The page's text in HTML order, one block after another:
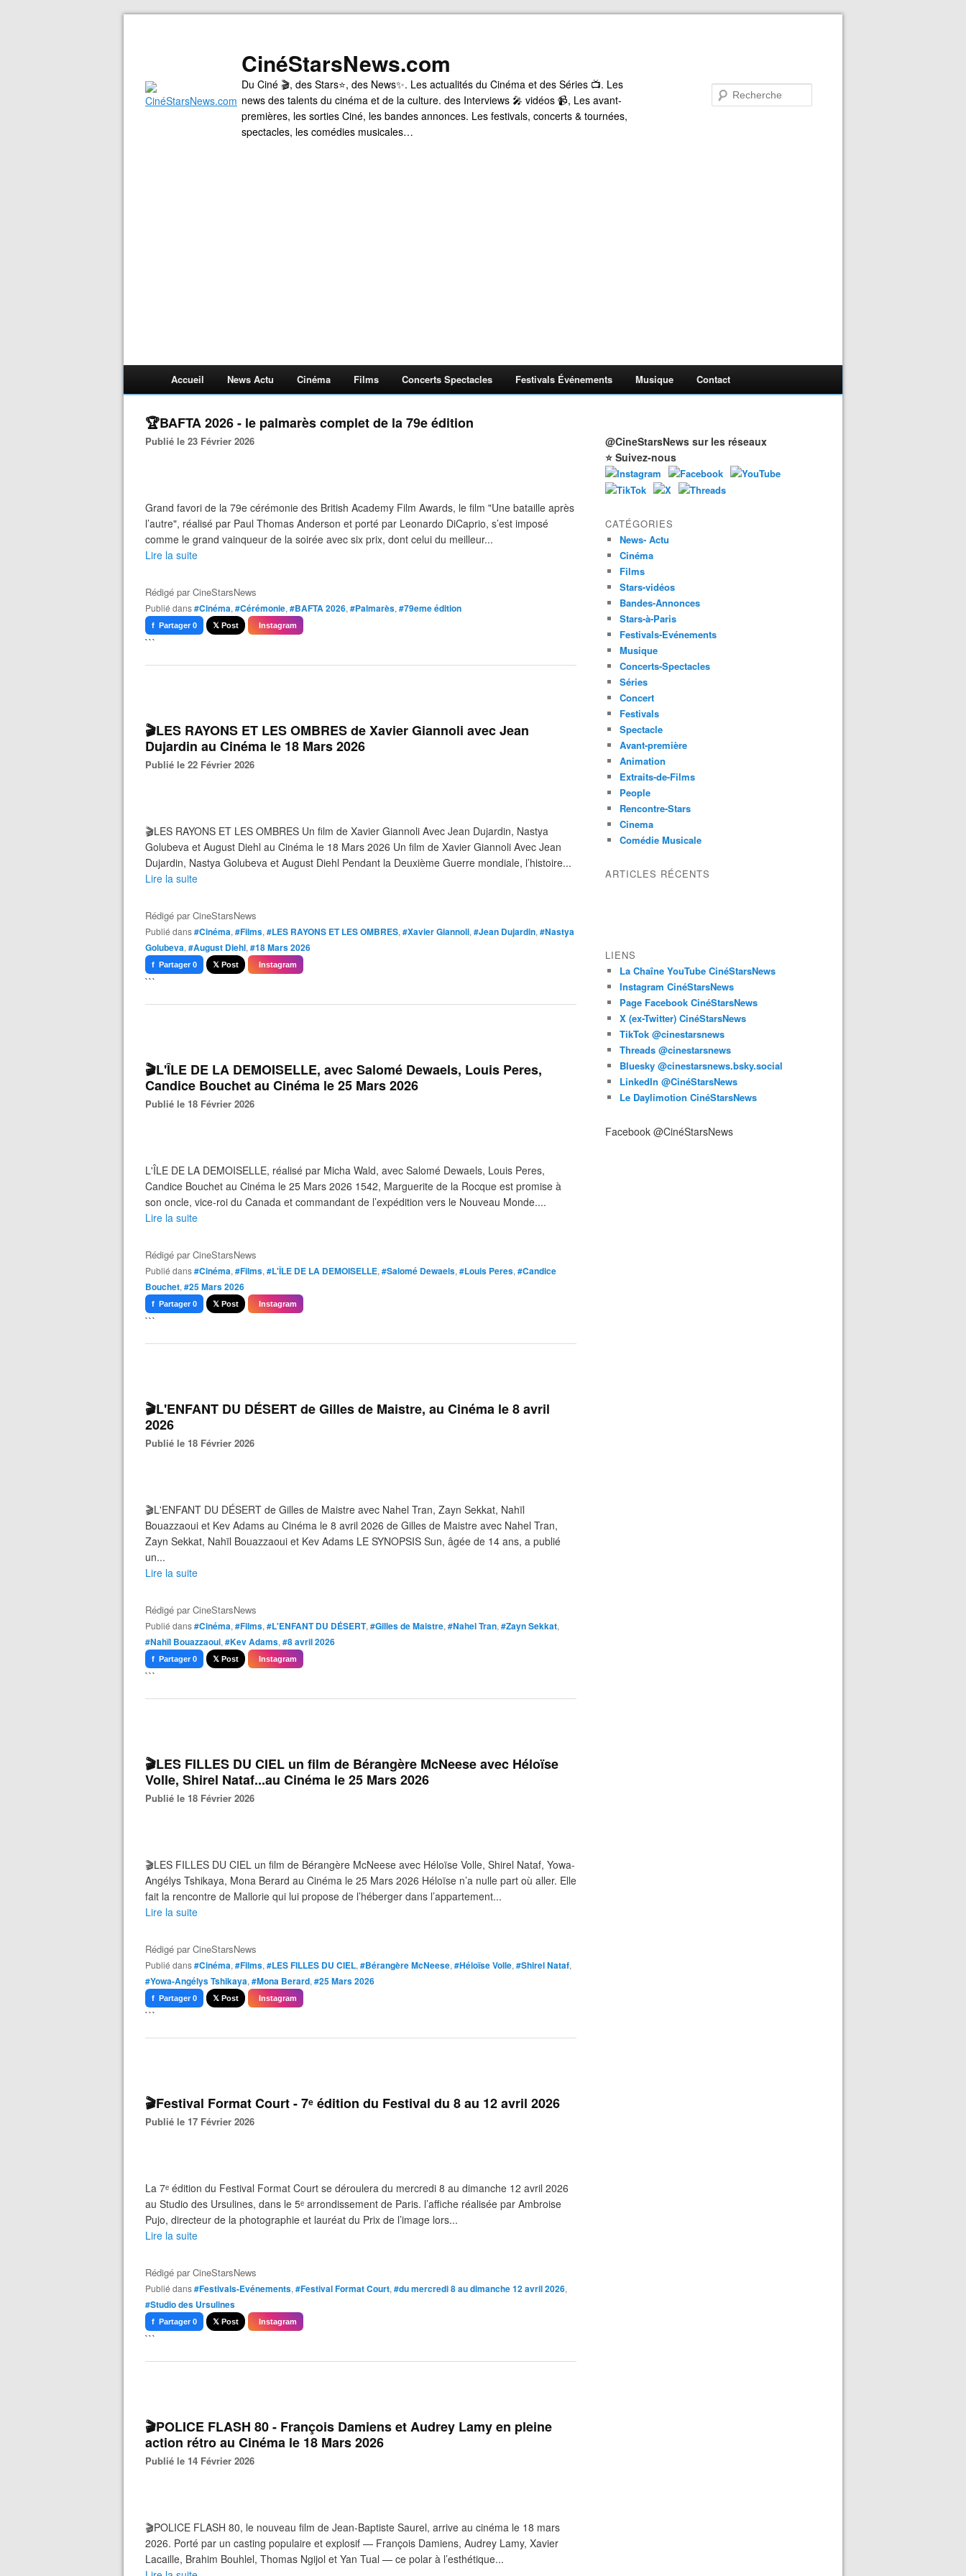
CinéStarsNews.com
Du Ciné 🎬, des Stars⭐, des News✨. Les actualités du Cinéma et des Séries 📺. Les
news des talents du cinéma et de la culture. des Interviews 🎤 vidéos 📹, Les avant-
premières, les sorties Ciné, les bandes annonces. Les festivals, concerts & tournées,
spectacles, les comédies musicales…
Accueil News Actu Cinéma Films Concerts Spectacles Festivals Événements Musique Contact
🏆BAFTA 2026 - le palmarès complet de la 79e édition
Publié le 23 Février 2026
Grand favori de la 79e cérémonie des British Academy Film Awards, le film "Une bataille après
l’autre", réalisé par Paul Thomas Anderson et porté par Leonardo DiCaprio, s’est imposé
comme le grand vainqueur de la soirée avec six prix, dont celui du meilleur...
Lire la suite
Rédigé parCineStarsNews
Publié dans#Cinéma, #Cérémonie, #BAFTA 2026, #Palmarès, #79eme édition
f Partager 0 𝕏 Post Instagram
```
🎬LES RAYONS ET LES OMBRES de Xavier Giannoli avec Jean
Dujardin au Cinéma le 18 Mars 2026
Publié le 22 Février 2026
🎬LES RAYONS ET LES OMBRES Un film de Xavier Giannoli Avec Jean Dujardin, Nastya
Golubeva et August Diehl au Cinéma le 18 Mars 2026 Un film de Xavier Giannoli Avec Jean
Dujardin, Nastya Golubeva et August Diehl Pendant la Deuxième Guerre mondiale, l’histoire...
Lire la suite
Rédigé parCineStarsNews
Publié dans#Cinéma, #Films, #LES RAYONS ET LES OMBRES, #Xavier Giannoli, #Jean Dujardin, #Nastya
Golubeva, #August Diehl, #18 Mars 2026
f Partager 0 𝕏 Post Instagram
```
🎬L'ÎLE DE LA DEMOISELLE, avec Salomé Dewaels, Louis Peres,
Candice Bouchet au Cinéma le 25 Mars 2026
Publié le 18 Février 2026
L'ÎLE DE LA DEMOISELLE, réalisé par Micha Wald, avec Salomé Dewaels, Louis Peres,
Candice Bouchet au Cinéma le 25 Mars 2026 1542, Marguerite de la Rocque est promise à
son oncle, vice-roi du Canada et commandant de l’expédition vers le Nouveau Monde....
Lire la suite
Rédigé parCineStarsNews
Publié dans#Cinéma, #Films, #L'ÎLE DE LA DEMOISELLE, #Salomé Dewaels, #Louis Peres, #Candice
Bouchet, #25 Mars 2026
f Partager 0 𝕏 Post Instagram
```
🎬L'ENFANT DU DÉSERT de Gilles de Maistre, au Cinéma le 8 avril
2026
Publié le 18 Février 2026
🎬L'ENFANT DU DÉSERT de Gilles de Maistre avec Nahel Tran, Zayn Sekkat, Nahïl
Bouazzaoui et Kev Adams au Cinéma le 8 avril 2026 de Gilles de Maistre avec Nahel Tran,
Zayn Sekkat, Nahïl Bouazzaoui et Kev Adams LE SYNOPSIS Sun, âgée de 14 ans, a publié
un...
Lire la suite
Rédigé parCineStarsNews
Publié dans#Cinéma, #Films, #L'ENFANT DU DÉSERT, #Gilles de Maistre, #Nahel Tran, #Zayn Sekkat,
#Nahïl Bouazzaoui, #Kev Adams, #8 avril 2026
f Partager 0 𝕏 Post Instagram
```
🎬LES FILLES DU CIEL un film de Bérangère McNeese avec Héloïse
Volle, Shirel Nataf...au Cinéma le 25 Mars 2026
Publié le 18 Février 2026
🎬LES FILLES DU CIEL un film de Bérangère McNeese avec Héloïse Volle, Shirel Nataf, Yowa-
Angélys Tshikaya, Mona Berard au Cinéma le 25 Mars 2026 Héloïse n’a nulle part où aller. Elle
fait la rencontre de Mallorie qui lui propose de l’héberger dans l’appartement...
Lire la suite
Rédigé parCineStarsNews
Publié dans#Cinéma, #Films, #LES FILLES DU CIEL, #Bérangère McNeese, #Héloïse Volle, #Shirel Nataf,
#Yowa-Angélys Tshikaya, #Mona Berard, #25 Mars 2026
f Partager 0 𝕏 Post Instagram
```
🎬Festival Format Court - 7ᵉ édition du Festival du 8 au 12 avril 2026
Publié le 17 Février 2026
La 7ᵉ édition du Festival Format Court se déroulera du mercredi 8 au dimanche 12 avril 2026
au Studio des Ursulines, dans le 5ᵉ arrondissement de Paris. l’affiche réalisée par Ambroise
Pujo, directeur de la photographie et lauréat du Prix de l’image lors...
Lire la suite
Rédigé parCineStarsNews
Publié dans#Festivals-Evénements, #Festival Format Court, #du mercredi 8 au dimanche 12 avril 2026,
#Studio des Ursulines
f Partager 0 𝕏 Post Instagram
```
🎬POLICE FLASH 80 - François Damiens et Audrey Lamy en pleine
action rétro au Cinéma le 18 Mars 2026
Publié le 14 Février 2026
🎬POLICE FLASH 80, le nouveau film de Jean-Baptiste Saurel, arrive au cinéma le 18 mars
2026. Porté par un casting populaire et explosif — François Damiens, Audrey Lamy, Xavier
Lacaille, Brahim Bouhlel, Thomas Ngijol et Yan Tual — ce polar à l’esthétique...
@CineStarsNews sur les réseaux
⭐ Suivez-nous
CATÉGORIES
News- Actu
Cinéma
Films
Stars-vidéos
Bandes-Annonces
Stars-à-Paris
Festivals-Evénements
Musique
Concerts-Spectacles
Séries
Concert
Festivals
Spectacle
Avant-première
Animation
Extraits-de-Films
People
Rencontre-Stars
Cinema
Comédie Musicale
ARTICLES RÉCENTS
LIENS
La Chaîne YouTube CinéStarsNews
Instagram CinéStarsNews
Page Facebook CinéStarsNews
X (ex-Twitter) CinéStarsNews
TikTok @cinestarsnews
Threads @cinestarsnews
Bluesky @cinestarsnews.bsky.social‬
LinkedIn @CinéStarsNews
Le Daylimotion CinéStarsNews
Facebook @CinéStarsNews